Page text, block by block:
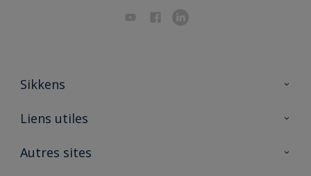
Sikkens
A propos de Sikkens
Liens utiles
Ouvrir un magasin PASS
Autres sites